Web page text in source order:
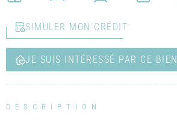
SIMULER MON CRÉDIT
JE SUIS INTÉRESSÉ PAR CE BIEN
DESCRIPTION